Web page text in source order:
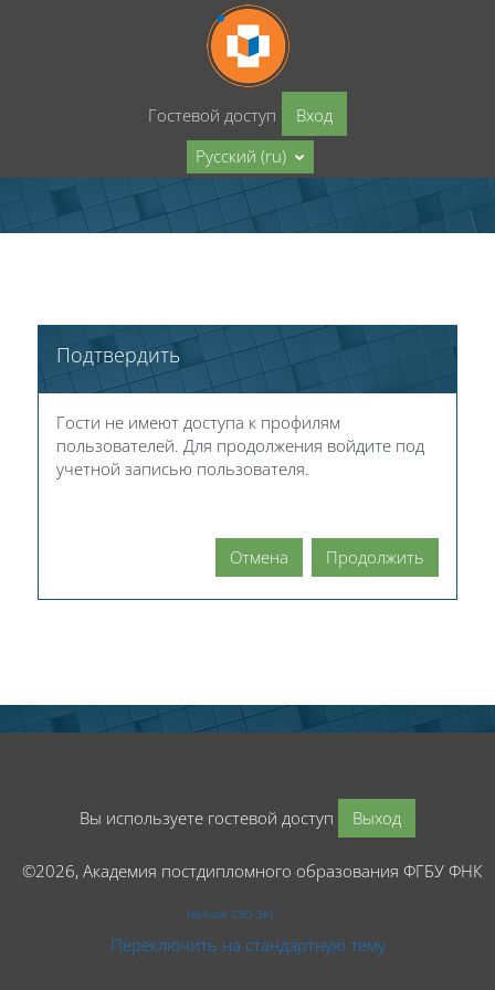
Перейти к основному содержанию
Гостевой доступ
Вход
Русский ‎(ru)‎
Подтвердить
Гости не имеют доступа к профилям
пользователей. Для продолжения войдите под
учетной записью пользователя.
Отмена Продолжить
Вы используете гостевой доступ Выход
©2026, Академия постдипломного образования ФГБУ
На базе СЭО 3KL
Переключить на стандартную тему